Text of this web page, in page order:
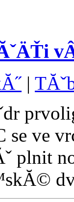
|
se ve
plnit